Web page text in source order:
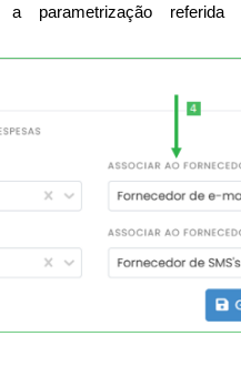
parametrização referida